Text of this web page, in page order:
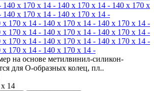
x 170 x 14 - 140 x 170 x 14 - 140 x 170 x 14 -
x 170 x 14 - 140 x 170 x 14 - 140 x 170 x 14 -
x 170 x 14 - 140 x 170 x 14 - 140 x 170 x 14 -
x 170 x 14 - 140 x 170 x 14 -
на основе метилвинил-силикон-
для О-образных колец, пл..
14